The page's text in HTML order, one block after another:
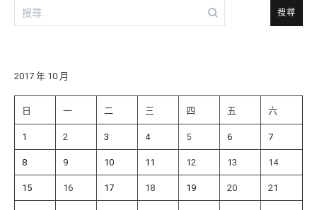
搜
尋
字:
2017 年 10 月
日 一 二 三 四 五 六
1 2 3 4 5 6 7
8 9 10 11 12 13 14
15 16 17 18 19 20 21